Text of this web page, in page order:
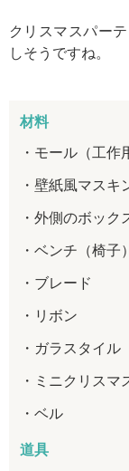
クリスマスパー
しそうですね。
材料
モール（工作
壁紙風マスキ
外側のボック
ベンチ（椅子）
ブレード
リボン
ガラスタイル
ミニクリスマ
ベル
道具